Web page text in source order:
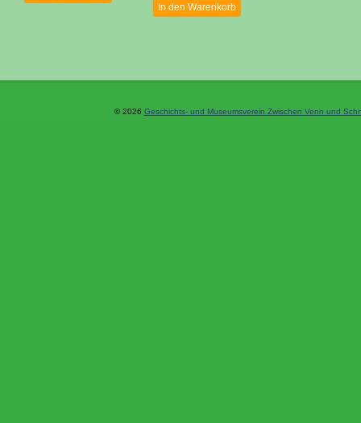
In den Warenkorb
© 2026 Geschichts- und Museumsverein Zwischen Venn und